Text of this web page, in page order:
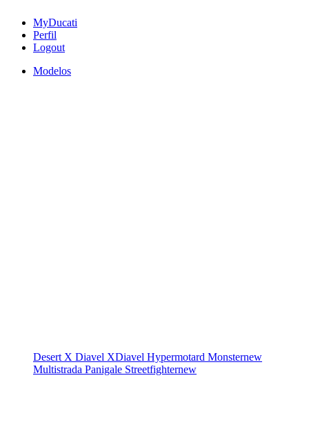
MyDucati
Perfil
Logout
Modelos
Desert X Diavel XDiavel Hypermotard Monsternew
Multistrada Panigale Streetfighternew